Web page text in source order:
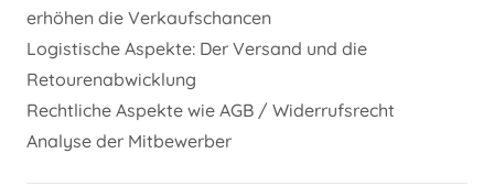
erhöhen die Verkaufschancen
Logistische Aspekte: Der Versand und die
Retourenabwicklung
Rechtliche Aspekte wie AGB / Widerrufsrecht
Analyse der Mitbewerber